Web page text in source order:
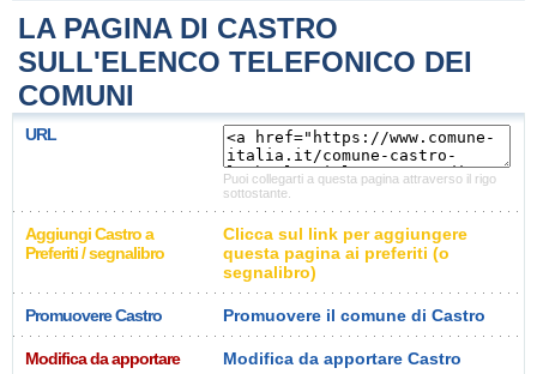
LA PAGINA DI CASTRO
SULL'ELENCO TELEFONICO DEI
COMUNI
URL
Puoi collegarti a questa pagina attraverso il rigo
sottostante.
Aggiungi Castro a
Preferiti / segnalibro
Clicca sul link per aggiungere
questa pagina ai preferiti (o
segnalibro)
Promuovere Castro Promuovere il comune di Castro
Modifica da apportare Modifica da apportare Castro